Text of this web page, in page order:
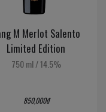
M Merlot Salento
Limited Edition
750 ml/14.5%
850,000đ